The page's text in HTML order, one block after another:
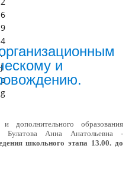
и
дополнительного образования
Булатова Анна Анатольевна -
школьного этапа 13.00. до